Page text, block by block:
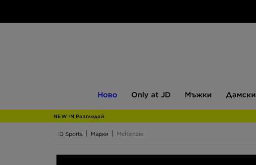
Ново
JD
Only at JD Мъжки Дамски
NEW IN Разгледай
JD Sports Марки McKenzie